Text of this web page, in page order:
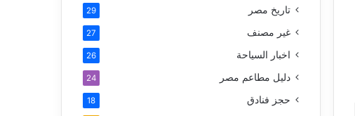
تاريخ مصر 29
غير مصنف 27
اخبار السياحة 26
دليل مطاعم مصر 24
حجز فنادق 18